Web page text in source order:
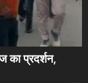
का प्रदर्शन,